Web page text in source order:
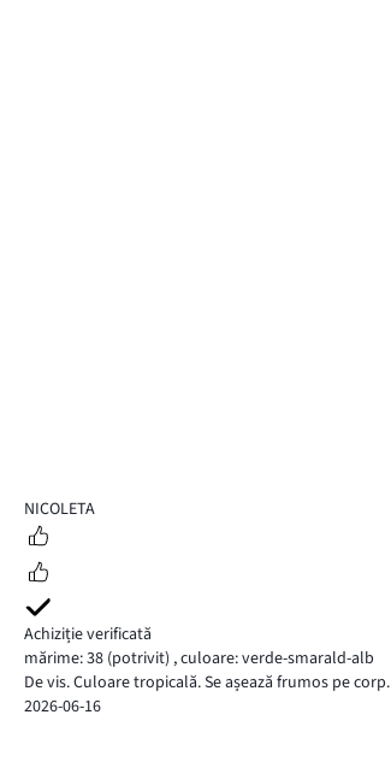
5
NICOLETA
Achiziție verificată
mărime: 38 (potrivit) ,culoare: verde-smarald-alb
De vis. Culoare tropicală. Se așează frumos pe corp.
2026-06-16